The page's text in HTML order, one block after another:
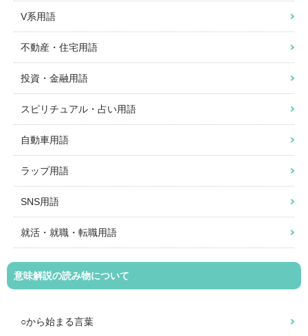
V系用語
不動産・住宅用語
投資・金融用語
スピリチュアル・占い用語
自動車用語
ラップ用語
SNS用語
就活・就職・転職用語
意味解説の読み物について
○から始まる言葉